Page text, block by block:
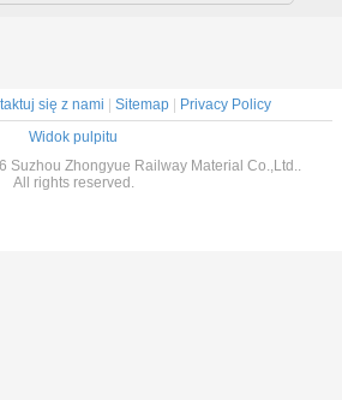
kolej
5,6 / 5,8 /
się z nami | Sitemap | Privacy Policy
Widok pulpitu
Zhongyue Railway Material Co.,Ltd..
All rights reserved.